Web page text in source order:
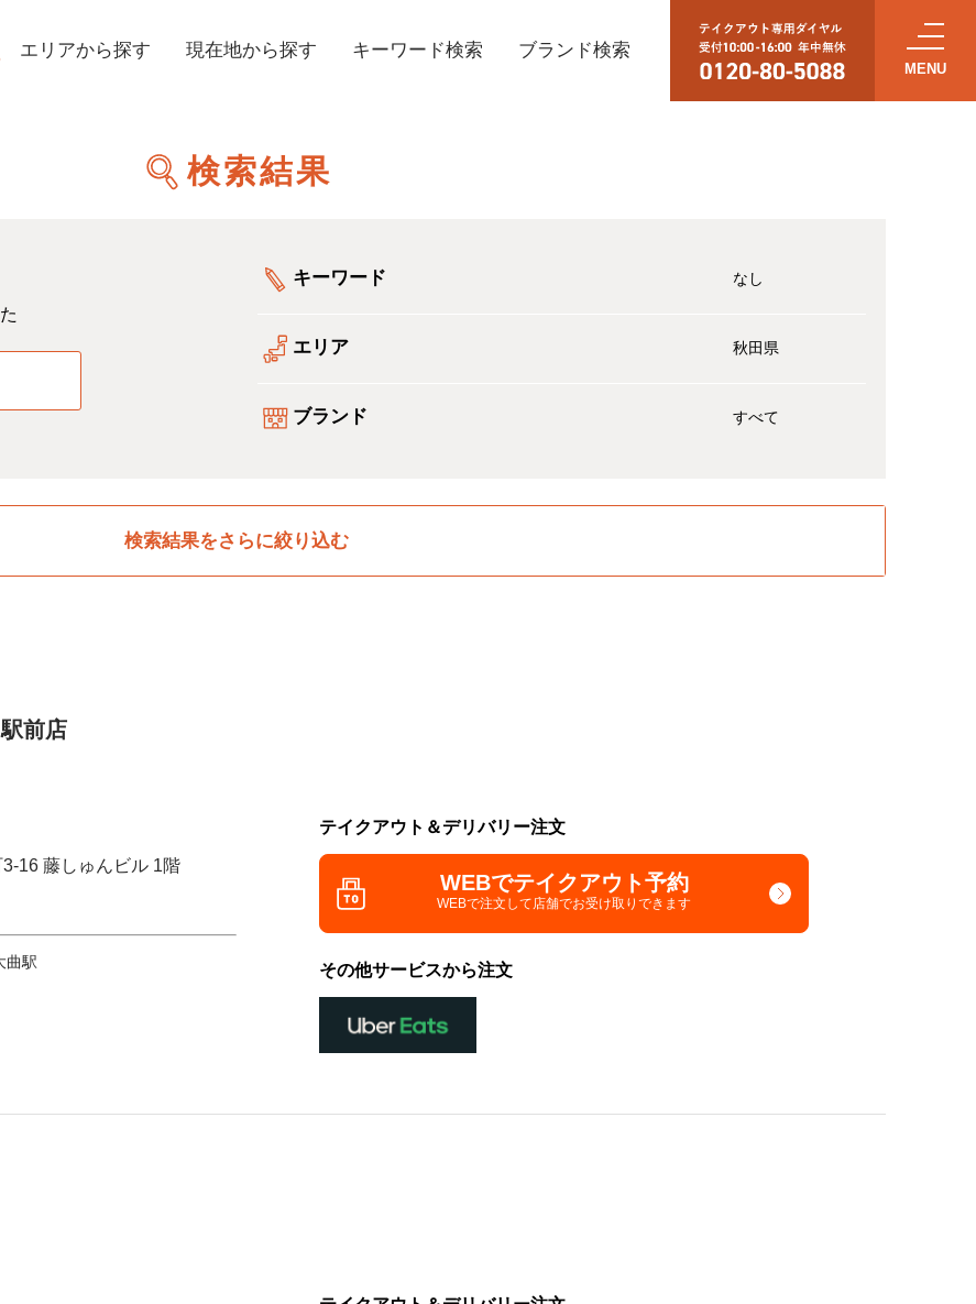
エリアから探す 現在地から探す キーワード検索 ブランド検索
検索結果
キーワード なし
エリア 秋田県
ブランド すべて
検索結果をさらに絞り込む
前店
16 藤しゅんビル 1階
曲駅
テイクアウト＆デリバリー注文
WEBでテイクアウト予約
WEBで注文して店舗でお受け取りできます
その他サービスから注文